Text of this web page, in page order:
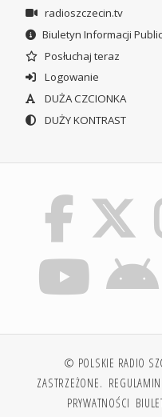
radioszczecin.tv
Biuletyn Informacji
Posłuchaj teraz
Logowanie
DUŻA CZCIONKA
DUŻY KONTRAST
© POLSKIE RADIO
ZASTRZEŻONE.
PRYWATNOŚCI